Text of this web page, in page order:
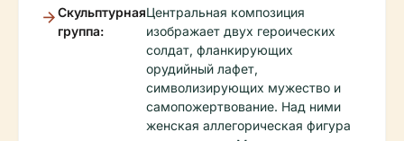
Скульптурная
группа:
Центральная композиция
изображает двух героических
солдат, фланкирующих
орудийный лафет,
символизирующих мужество и
самопожертвование. Над ними
женская аллегорическая фигура